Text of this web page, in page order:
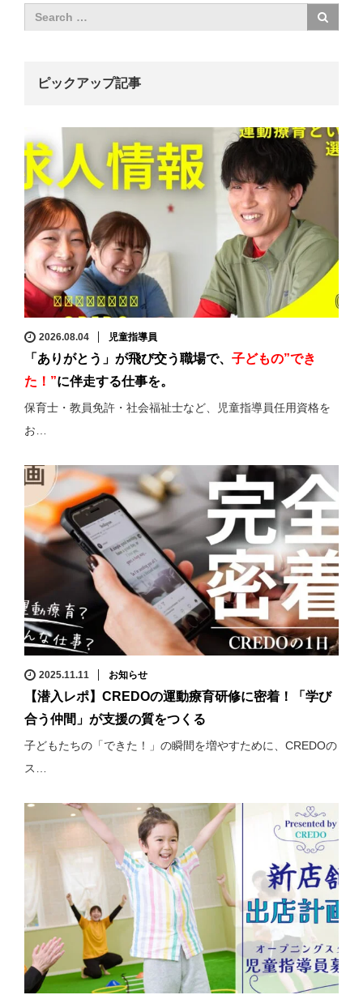
ピックアップ記事
2026.08.04 児童指導員
「ありがとう」が飛び交う職場で、 子どもの”でき
た！”に伴走する仕事を。
保育士・教員免許・社会福祉士など、児童指導員任用資格を
お…
2025.11.11 お知らせ
【潜入レポ】CREDOの運動療育研修に密着！「学び
合う仲間」が支援の質をつくる
子どもたちの「できた！」の瞬間を増やすために、CREDOの
ス…